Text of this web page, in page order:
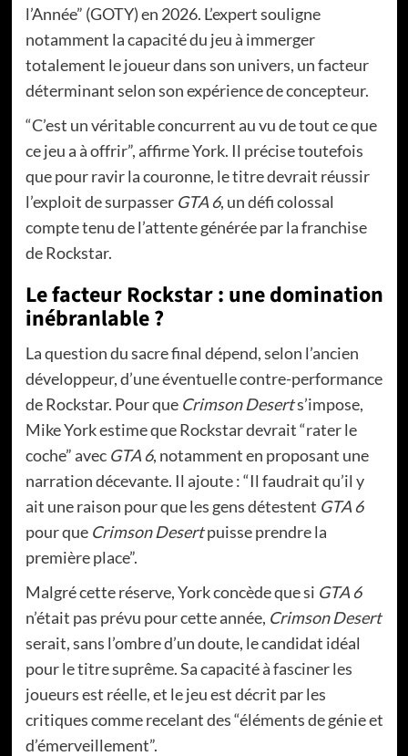
l’Année” (GOTY) en 2026. L’expert souligne
notamment la capacité du jeu à immerger
totalement le joueur dans son univers, un facteur
déterminant selon son expérience de concepteur.
“C’est un véritable concurrent au vu de tout ce que
ce jeu a à offrir”, affirme York. Il précise toutefois
que pour ravir la couronne, le titre devrait réussir
l’exploit de surpasser GTA 6, un défi colossal
compte tenu de l’attente générée par la franchise
de Rockstar.
Le facteur Rockstar : une domination
inébranlable ?
La question du sacre final dépend, selon l’ancien
développeur, d’une éventuelle contre-performance
de Rockstar. Pour que Crimson Deserts’impose,
Mike York estime que Rockstar devrait “rater le
coche” avec GTA 6, notamment en proposant une
narration décevante. Il ajoute : “Il faudrait qu’il y
ait une raison pour que les gens détestent GTA 6
pour que Crimson Desertpuisse prendre la
première place”.
Malgré cette réserve, York concède que si GTA 6
n’était pas prévu pour cette année, Crimson Desert
serait, sans l’ombre d’un doute, le candidat idéal
pour le titre suprême. Sa capacité à fasciner les
joueurs est réelle, et le jeu est décrit par les
critiques comme recelant des “éléments de génie et
d’émerveillement”.